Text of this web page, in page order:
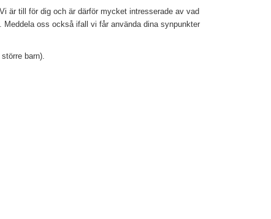
är till för dig och är därför mycket intresserade av vad
Meddela oss också ifall vi får använda dina synpunkter
barn).